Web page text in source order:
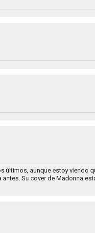
últimos, aunque estoy viendo
Su cover de Madonna